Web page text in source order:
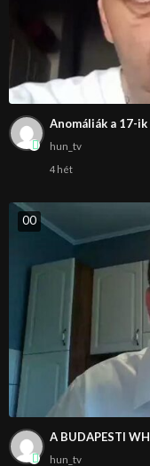
Anomáliák a 17-
hun_tv
4 hét
00
A BUDAPESTI
hun_tv